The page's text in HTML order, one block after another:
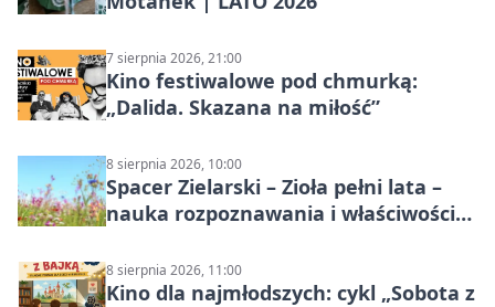
7 sierpnia 2026, 21:00
Kino festiwalowe pod chmurką:
„Dalida. Skazana na miłość”
8 sierpnia 2026, 10:00
Spacer Zielarski – Zioła pełni lata –
nauka rozpoznawania i właściwości
8 sierpnia 2026, 11:00
Kino dla najmłodszych: cykl „Sobota z